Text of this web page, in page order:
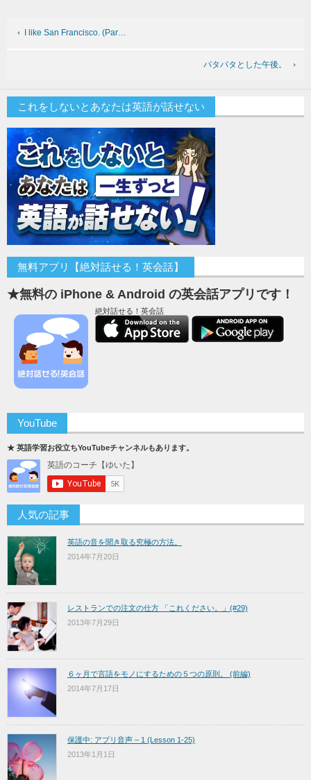
I like San Francisco. (Par…
パタパタとした午後。
これをしないとあなたは英語が話せない
無料アプリ【絶対話せる！英会話】
★無料の iPhone & Android の英会話アプリです！
絶対話せる！英会話
YouTube
★ 英語学習お役立ちYouTubeチャンネルもあります。
人気の記事
英語の音を聞き取る究極の方法。
2014年7月20日
レストランでの注文の仕方 「これください。」(#29)
2013年7月29日
６ヶ月で言語をモノにするための５つの原則。 (前編)
2014年7月17日
保護中: アプリ音声 – 1 (Lesson 1-25)
2013年1月1日